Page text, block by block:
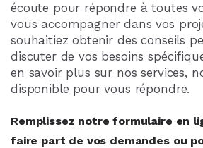
écoute pour répondre à toutes
vous accompagner dans vos
souhaitiez obtenir des conseils
discuter de vos besoins
en savoir plus sur nos services,
disponible pour vous répondre.
Remplissez notre formulaire en
faire part de vos demandes ou